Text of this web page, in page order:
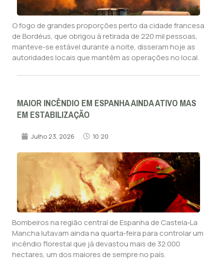
O fogo de grandes proporções perto da cidade francesa
de Bordéus, que obrigou à retirada de 220 mil pessoas,
manteve-se estável durante a noite, disseram hoje as
autoridades locais que mantêm as operações no local.
MAIOR INCÊNDIO EM ESPANHA AINDA ATIVO MAS
EM ESTABILIZAÇÃO
Julho 23, 2026 10:20
Bombeiros na região central de Espanha de Castela‑La
Mancha lutavam ainda na quarta‑feira para controlar um
incêndio florestal que já devastou mais de 32.000
hectares, um dos maiores de sempre no país.